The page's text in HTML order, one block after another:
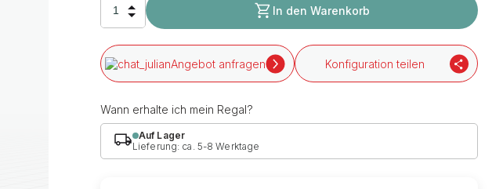
In den Warenkorb
Angebot anfragen Konfiguration teilen
Wann erhalte ich mein Regal?
Auf Lager
Lieferung: ca. 5-8 Werktage